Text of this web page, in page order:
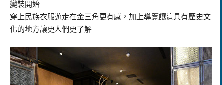
變裝開始
穿上民族衣服遊走在金三角更有感，加上導覽讓這具有歷史文
化的地方讓更人們更了解